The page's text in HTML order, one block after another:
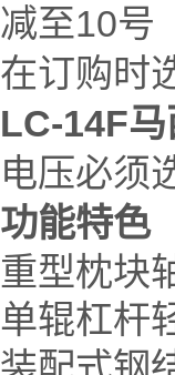
减至10号
在订购时
LC-14F马
电压必须
功能特色
重型枕块
单辊杠杆